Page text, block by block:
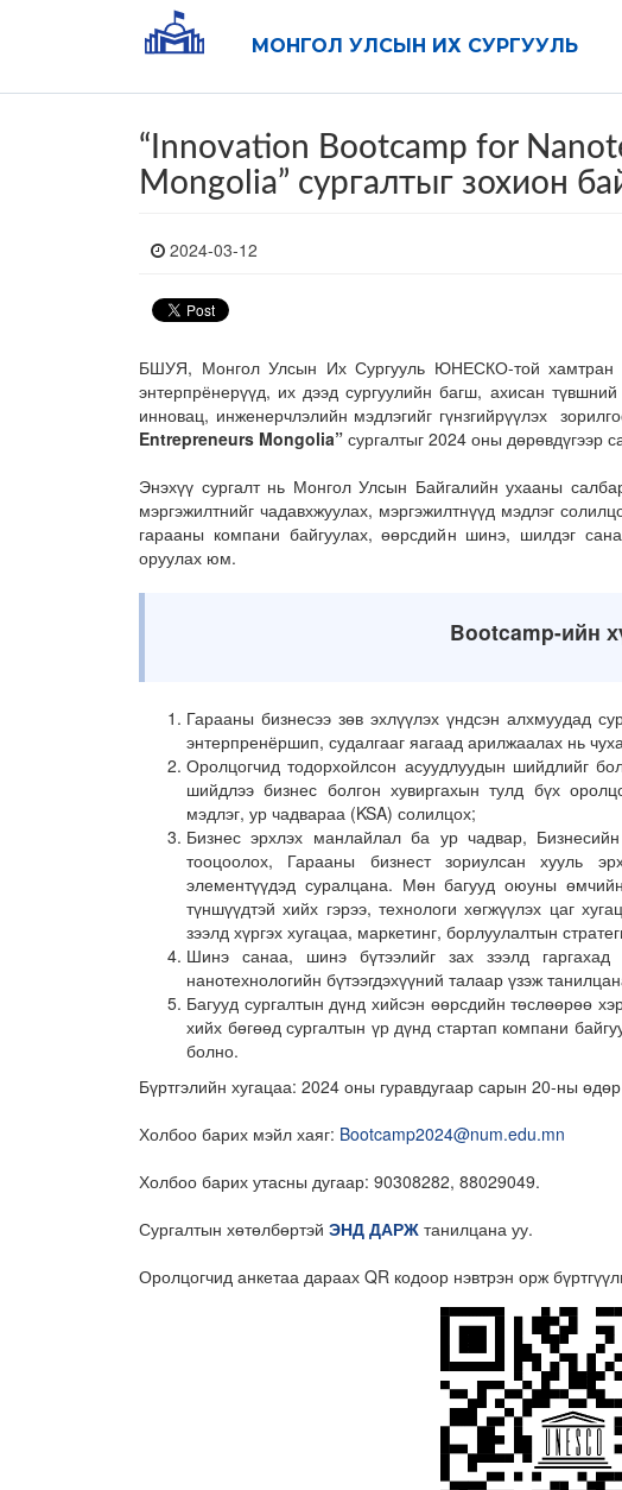
МОНГОЛ УЛСЫН ИХ СУРГУУЛЬ
“Innovation Bootcamp for
Mongolia” сургалтыг зохион
2024-03-12
БШУЯ, Монгол Улсын Их Сургууль ЮНЕСКО-той хамтран
энтерпрёнерүүд, их дээд сургуулийн багш, ахисан
инновац, инженерчлэлийн мэдлэгийг гүнзгийрүүлэх
Entrepreneurs Mongolia” сургалтыг 2024 оны дөрөвдүгээр
Энэхүү сургалт нь Монгол Улсын Байгалийн ухааны
мэргэжилтнийг чадавхжуулах, мэргэжилтнүүд мэдлэг
гарааны компани байгуулах, өөрсдийн шинэ, шилдэг
оруулах юм.
Bootcamp-ийн
Гарааны бизнесээ зөв эхлүүлэх үндсэн алхмуудад
энтерпренёршип, судалгааг яагаад арилжаалах нь
Оролцогчид тодорхойлсон асуудлуудын шийдлийг
шийдлээ бизнес болгон хувиргахын тулд бүх
мэдлэг, ур чадвараа (KSA) солилцох;
Бизнес эрхлэх манлайлал ба ур чадвар,
тооцоолох, Гарааны бизнест зориулсан хууль
элементүүдэд суралцана. Мөн багууд оюуны
түншүүдтэй хийх гэрээ, технологи хөгжүүлэх цаг
зээлд хүргэх хугацаа, маркетинг, борлуулалтын
Шинэ санаа, шинэ бүтээлийг зах зээлд
нанотехнологийн бүтээгдэхүүний талаар үзэж
Багууд сургалтын дүнд хийсэн өөрсдийн төслөөрөө
хийх бөгөөд сургалтын үр дүнд стартап компани
болно.
Бүртгэлийн хугацаа: 2024 оны гуравдугаар сарын 20-ны
Холбоо барих мэйл хаяг: Bootcamp2024@num.edu.mn
Холбоо барих утасны дугаар: 90308282, 88029049.
Сургалтын хөтөлбөртэй ЭНД ДАРЖ танилцана уу.
Оролцогчид анкетаа дараах QR кодоор нэвтрэн орж